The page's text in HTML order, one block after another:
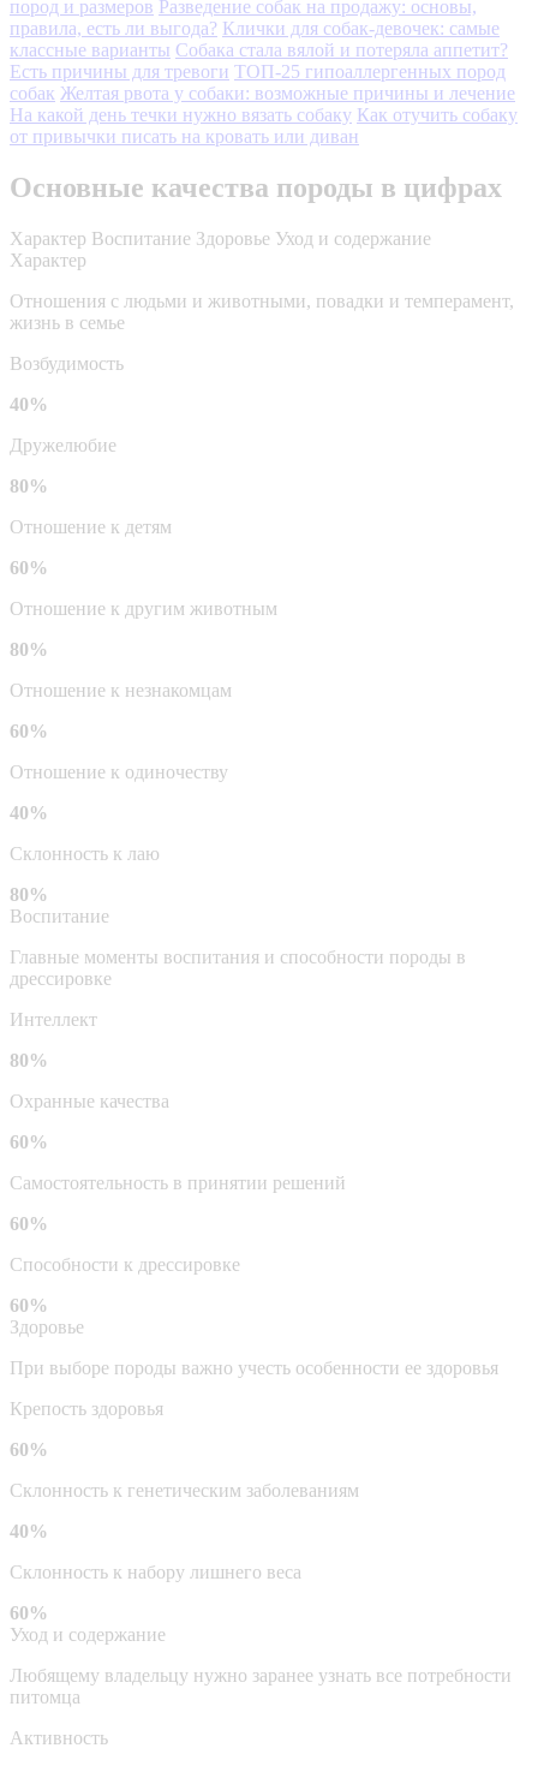
пород и размеров Разведение собак на продажу: основы,
правила, есть ли выгода? Клички для собак-девочек: самые
классные варианты Собака стала вялой и потеряла аппетит?
Есть причины для тревоги ТОП-25 гипоаллергенных пород
собак Желтая рвота у собаки: возможные причины и лечение
На какой день течки нужно вязать собаку Как отучить собаку
от привычки писать на кровать или диван
Основные качества породы в цифрах
Характер Воспитание Здоровье Уход и содержание
Характер
Отношения с людьми и животными, повадки и темперамент,
жизнь в семье
Возбудимость
40%
Дружелюбие
80%
Отношение к детям
60%
Отношение к другим животным
80%
Отношение к незнакомцам
60%
Отношение к одиночеству
40%
Склонность к лаю
80%
Воспитание
Главные моменты воспитания и способности породы в
дрессировке
Интеллект
80%
Охранные качества
60%
Самостоятельность в принятии решений
60%
Способности к дрессировке
60%
Здоровье
При выборе породы важно учесть особенности ее здоровья
Крепость здоровья
60%
Склонность к генетическим заболеваниям
40%
Склонность к набору лишнего веса
60%
Уход и содержание
Любящему владельцу нужно заранее узнать все потребности
питомца
Активность